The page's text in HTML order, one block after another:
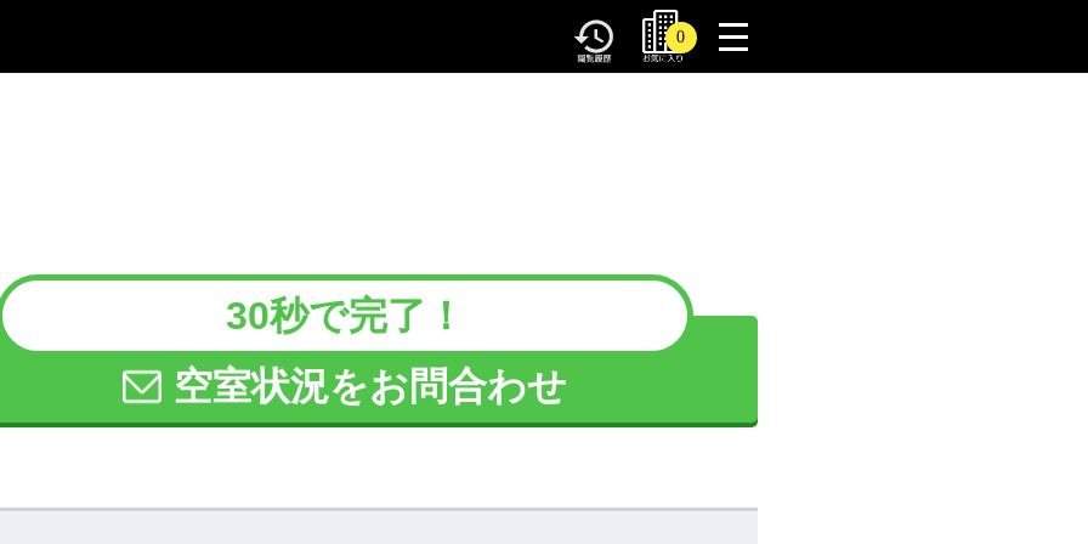
0
toggle
navigation
30秒で完了！
空室状況をお問合わせ